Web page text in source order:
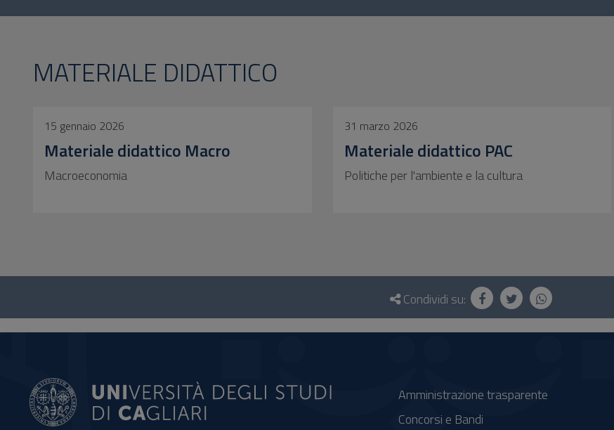
MATERIALE DIDATTICO
15 gennaio 2026
Materiale didattico Macro
Macroeconomia
31 marzo 2026
Materiale didattico PAC
Politiche per l'ambiente e la cultura
Questionario
social
Condividi su:
Amministrazione trasparente
Concorsi e Bandi